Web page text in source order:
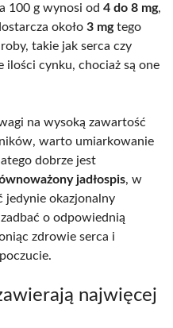
100 g wynosi od 4 do 8 mg,
około 3 mgtego
takie jak serca czy
ilości cynku, chociaż są one
na wysoką zawartość
warto umiarkowanie
dobrze jest
jadłospis, w
jedynie okazjonalny
o odpowiednią
zdrowie serca i
najwięcej